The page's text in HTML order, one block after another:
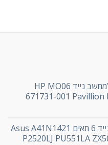
סוללה מקורית 6 תאים למחשב נייד HP MO06
671731-001 Pavillion
סוללה חליפית למחשב נייד 6 תאים Asus A41N1421
P2520LJ PU551LA